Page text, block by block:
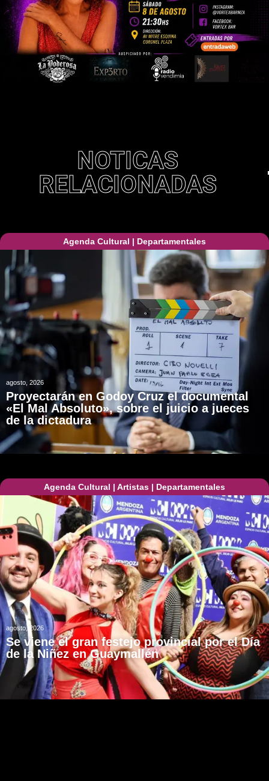
NOTICAS
RELACIONADAS
Agenda Cultural | Departamentales
agosto, 2026
Proyectarán en Godoy Cruz el documental
«El Mal Absoluto», sobre el juicio a jueces
de la dictadura
Agenda Cultural | Artistas | Departamentales
agosto, 2026
Se viene el gran festejo provincial por el Día
de la Niñez en Guaymallén